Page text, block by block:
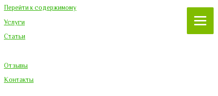
Перейти к содержимому
Услуги
Статьи
Отзывы
Контакты